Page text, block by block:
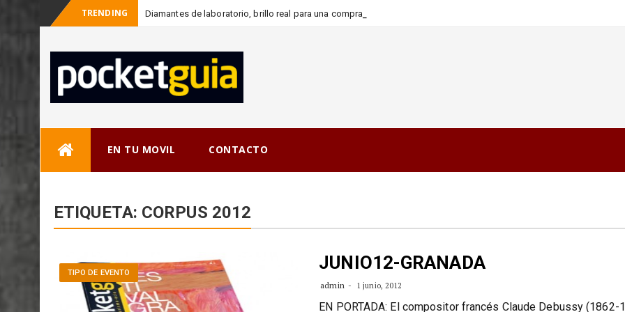
TRENDING Diamantes de laboratorio, brillo real para una compra más informada
EN TU MOVIL CONTACTO
ETIQUETA: CORPUS 2012
TIPO DE EVENTO JUNIO12-GRANADA
admin 1 junio, 2012
EN PORTADA: El compositor francés Claude Debussy (1862-